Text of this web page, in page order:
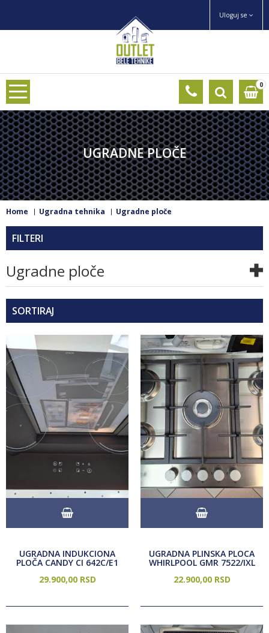
Uloguj se
0
UGRADNE PLOČE
Home Ugradna tehnika Ugradne ploče
FILTERI
Ugradne ploče
SORTIRAJ
UGRADNA INDUKCIONA
PLOČA CANDY CI 642C/E1
29.900,00 RSD
UGRADNA PLINSKA PLOCA
WHIRLPOOL GMR 7522/IXL
22.900,00 RSD